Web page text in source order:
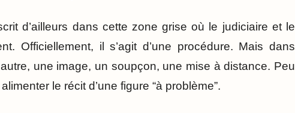
d’ailleurs dans cette zone grise où le judiciaire et le
Officiellement, il s’agit d’une procédure. Mais dans
autre, une image, un soupçon, une mise à distance. Peu
le récit d’une figure “à problème”.